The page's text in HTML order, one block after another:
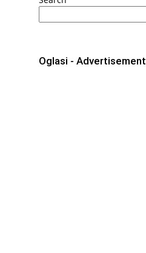
Oglasi - Advertisement